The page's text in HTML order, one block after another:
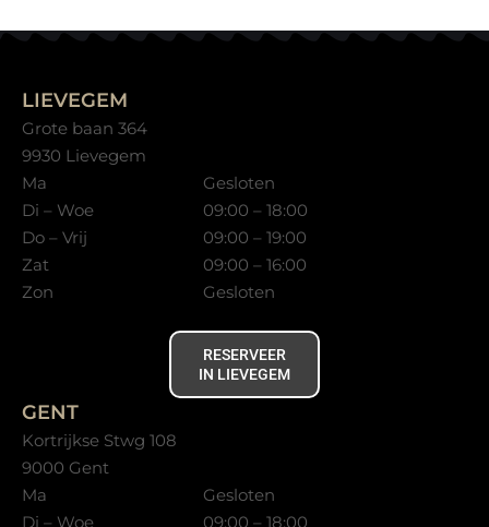
LIEVEGEM
Grote baan 364
9930 Lievegem
Ma
Gesloten
Di – Woe
09:00 – 18:00
Do – Vrij
09:00 – 19:00
Zat
09:00 – 16:00
Zon
Gesloten
RESERVEER
IN LIEVEGEM
GENT
Kortrijkse Stwg 108
9000 Gent
Ma
Gesloten
Di – Woe
09:00 – 18:00